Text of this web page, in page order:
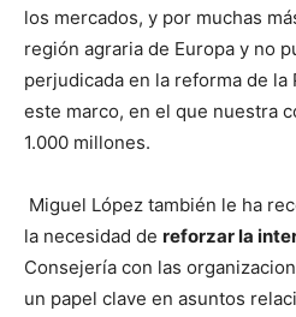
los mercados, y por muchas
región agraria de Europa y no
perjudicada en la reforma de la
este marco, en el que nuestra
1.000 millones.
Miguel López también le ha
la necesidad de reforzar la
Consejería con las
un papel clave en asuntos